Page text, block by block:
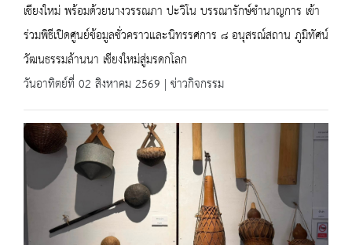
เชียงใหม่ พร้อมด้วยนางวรรณภา ปะวิโน บรรณารักษ์ชำนาญการ เข้า
ร่วมพิธีเปิดศูนย์ข้อมูลชั่วคราวและนิทรรศการ ๘ อนุสรณ์สถาน ภูมิทัศน์
วัฒนธรรมล้านนา เชียงใหม่สู่มรดกโลก
วันอาทิตย์ที่ 02 สิงหาคม 2569 | ข่าวกิจกรรม